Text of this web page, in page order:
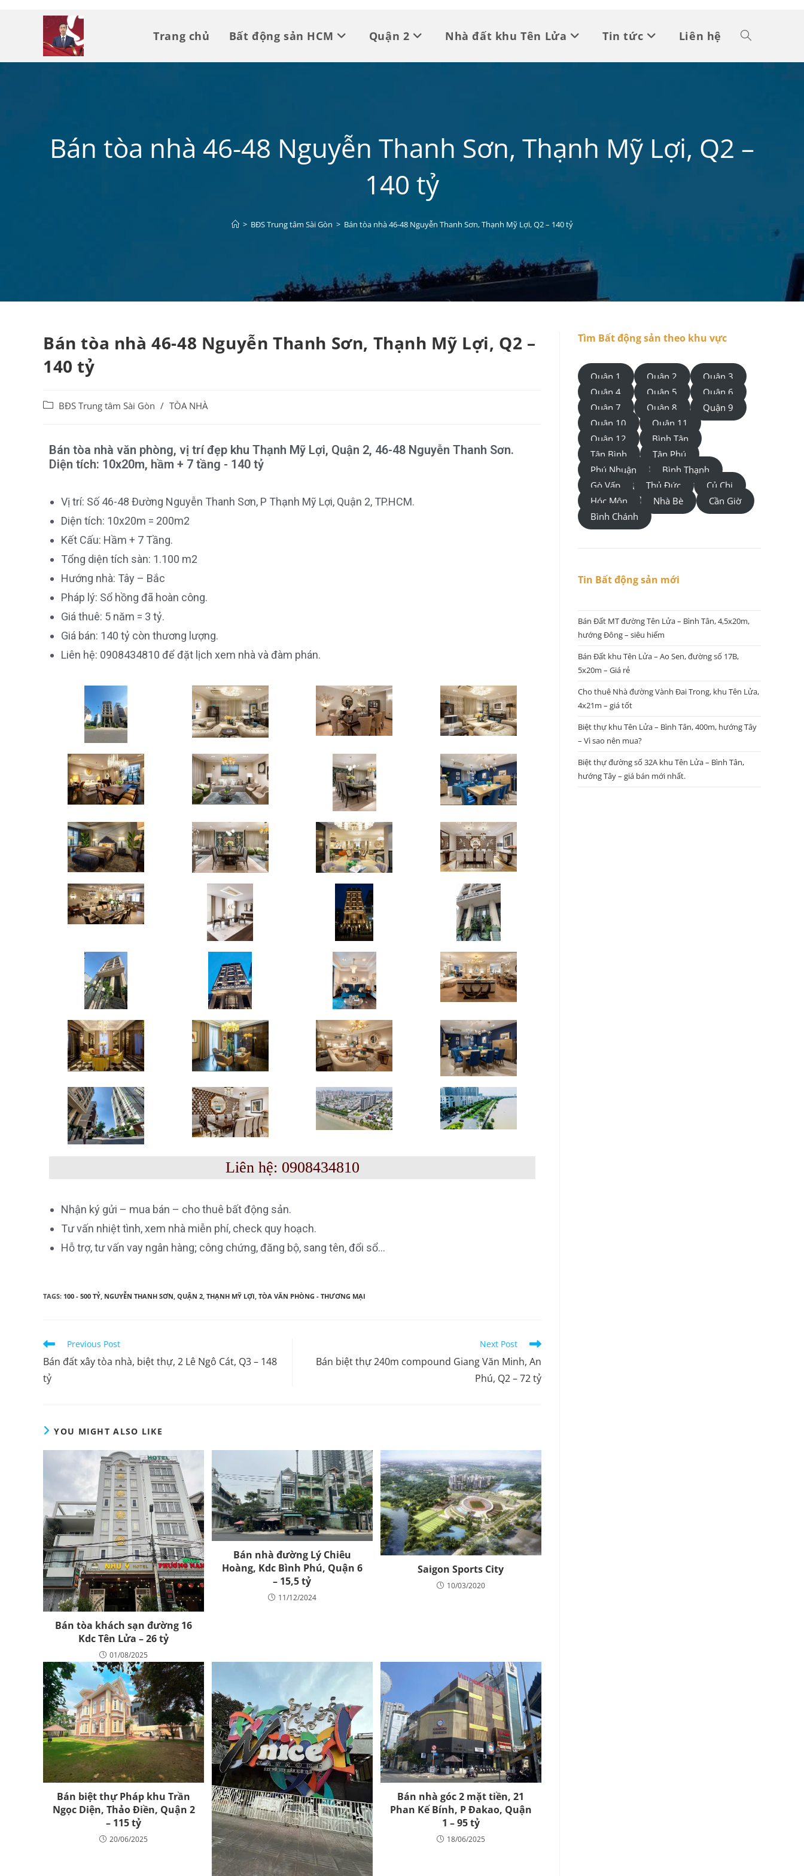
Trang chủ Bất động sản HCM Quận 2 Nhà đất khu Tên Lửa Tin tức Liên hệ
Bán tòa nhà 46-48 Nguyễn Thanh Sơn, Thạnh Mỹ Lợi, Q2 –
140 tỷ
> BĐS Trung tâm Sài Gòn > Bán tòa nhà 46-48 Nguyễn Thanh Sơn, Thạnh Mỹ Lợi, Q2 – 140 tỷ
Bán tòa nhà 46-48 Nguyễn Thanh Sơn, Thạnh Mỹ Lợi, Q2 –
140 tỷ
BĐS Trung tâm Sài Gòn / TÒA NHÀ
Bán tòa nhà văn phòng, vị trí đẹp khu Thạnh Mỹ Lợi, Quận 2, 46-48 Nguyễn Thanh Sơn.
Diện tích: 10x20m, hầm + 7 tầng - 140 tỷ
Vị trí: Số 46-48 Đường Nguyễn Thanh Sơn, P Thạnh Mỹ Lợi, Quận 2, TP.HCM.
Diện tích: 10x20m = 200m2
Kết Cấu: Hầm + 7 Tầng.
Tổng diện tích sàn: 1.100 m2
Hướng nhà: Tây – Bắc
Pháp lý: Sổ hồng đã hoàn công.
Giá thuê: 5 năm = 3 tỷ.
Giá bán: 140 tỷ còn thương lượng.
Liên hệ: 0908434810 để đặt lịch xem nhà và đàm phán.
Liên hệ: 0908434810
Nhận ký gửi – mua bán – cho thuê bất động sản.
Tư vấn nhiệt tình, xem nhà miễn phí, check quy hoạch.
Hỗ trợ, tư vấn vay ngân hàng; công chứng, đăng bộ, sang tên, đổi sổ…
TAGS: 100 - 500 TỶ, NGUYỄN THANH SƠN, QUẬN 2, THẠNH MỸ LỢI, TÒA VĂN PHÒNG - THƯƠNG MẠI
Previous Post
Bán đất xây tòa nhà, biệt thự, 2 Lê Ngô Cát, Q3 – 148
tỷ
Next Post
Bán biệt thự 240m compound Giang Văn Minh, An
Phú, Q2 – 72 tỷ
YOU MIGHT ALSO LIKE
Bán tòa khách sạn đường 16
Kdc Tên Lửa – 26 tỷ
01/08/2025
Bán nhà đường Lý Chiêu
Hoàng, Kdc Bình Phú, Quận 6
– 15,5 tỷ
11/12/2024
Saigon Sports City
10/03/2020
Bán biệt thự Pháp khu Trần
Ngọc Diện, Thảo Điền, Quận 2
– 115 tỷ
20/06/2025
Bán nhà góc 2 mặt tiền, 21
Phan Kế Bính, P Đakao, Quận
1 – 95 tỷ
18/06/2025
Tìm Bất động sản theo khu vực
Quận 1 Quận 2
Quận 3
Quận 4
Quận 5
Quận 6
Quận 7
Quận 8
Quận 9
Quận 10
Quận 11
Quận 12
Bình Tân
Tân Bình
Tân Phú
Phú Nhuận
Bình Thạnh
Gò Vấp
Thủ Đức
Củ Chi
Hóc Môn
Nhà Bè
Cần Giờ
Bình Chánh
Tin Bất động sản mới
Bán Đất MT đường Tên Lửa – Bình Tân, 4,5x20m,
hướng Đông – siêu hiếm
Bán Đất khu Tên Lửa – Ao Sen, đường số 17B,
5x20m – Giá rẻ
Cho thuê Nhà đường Vành Đai Trong, khu Tên Lửa,
4x21m – giá tốt
Biệt thự khu Tên Lửa – Bình Tân, 400m, hướng Tây
– Vì sao nên mua?
Biệt thự đường số 32A khu Tên Lửa – Bình Tân,
hướng Tây – giá bán mới nhất.